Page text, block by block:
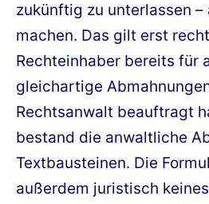
zukünftig zu unterlassen –
machen. Das gilt erst
Rechteinhaber bereits für
gleichartige
Rechtsanwalt beauftragt
bestand die anwaltliche
Textbausteinen. Die
außerdem juristisch